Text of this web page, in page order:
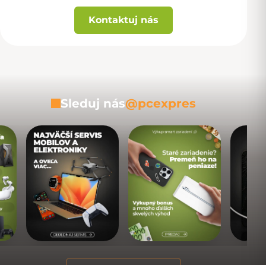
Kontaktuj nás
Sleduj nás@pcexpres